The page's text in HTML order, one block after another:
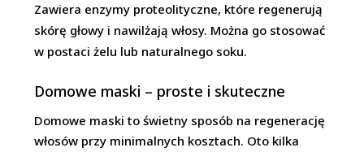
Zawiera enzymy proteolityczne, które regenerują
skórę głowy i nawilżają włosy. Można go stosować
w postaci żelu lub naturalnego soku.
Domowe maski – proste i skuteczne
Domowe maski to świetny sposób na regenerację
włosów przy minimalnych kosztach. Oto kilka